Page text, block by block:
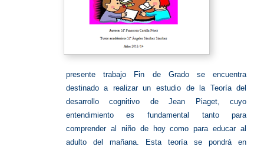
presente trabajo Fin de Grado se encuentra
destinado a realizar un estudio de la Teoría del
desarrollo cognitivo de Jean Piaget, cuyo
entendimiento es fundamental tanto para
comprender al niño de hoy como para educar al
adulto del mañana. Esta teoría se pondrá en